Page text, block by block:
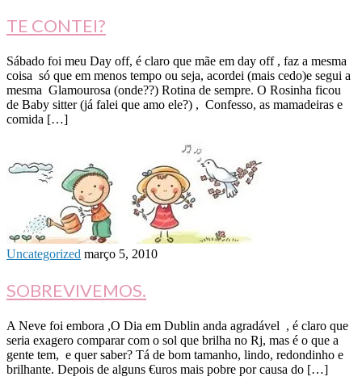
TE CONTEI?
Sábado foi meu Day off, é claro que mãe em day off , faz a mesma
coisa só que em menos tempo ou seja, acordei (mais cedo)e segui a
mesma Glamourosa (onde??) Rotina de sempre. O Rosinha ficou
de Baby sitter (já falei que amo ele?) , Confesso, as mamadeiras e
comida […]
Uncategorized março 5, 2010
SOBREVIVEMOS.
A Neve foi embora ,O Dia em Dublin anda agradável , é claro que
seria exagero comparar com o sol que brilha no Rj, mas é o que a
gente tem, e quer saber? Tá de bom tamanho, lindo, redondinho e
brilhante. Depois de alguns €uros mais pobre por causa do […]